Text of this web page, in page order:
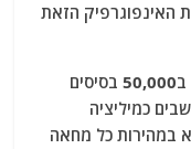
הזאת
מונה כ-5 מיליון אנשים הפרושים ב50,000 בסיסים
כמיליציה
במהירות כל מחאה